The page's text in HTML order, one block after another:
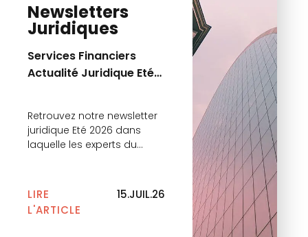
Newsletters
Juridiques
Services Financiers
Actualité Juridique Eté
Retrouvez notre newsletter
juridique Eté 2026 dans
laquelle les experts du
LIRE
L'ARTICLE
15.JUIL.26